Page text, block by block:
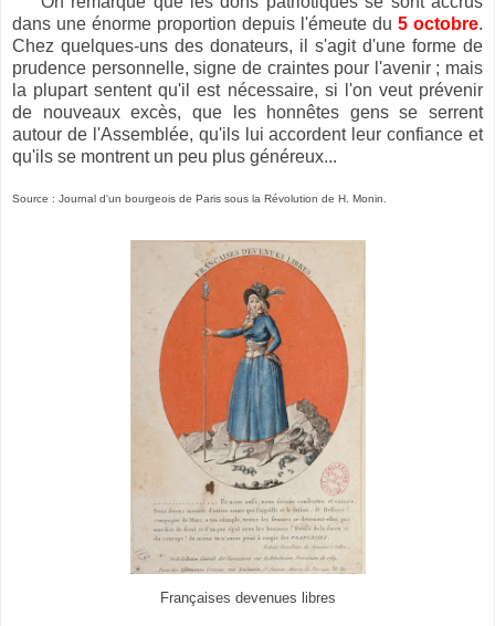
dans une énorme proportion depuis l'émeute du 5 octobre.
Chez quelques-uns des donateurs, il s'agit d'une forme de
prudence personnelle, signe de craintes pour l'avenir ; mais
la plupart sentent qu'il est nécessaire, si l'on veut prévenir
de nouveaux excès, que les honnêtes gens se serrent
autour de l'Assemblée, qu'ils lui accordent leur confiance et
qu'ils se montrent un peu plus généreux...
Source : Journal d'un bourgeois de Paris sous la Révolution de H. Monin.
Françaises devenues libres